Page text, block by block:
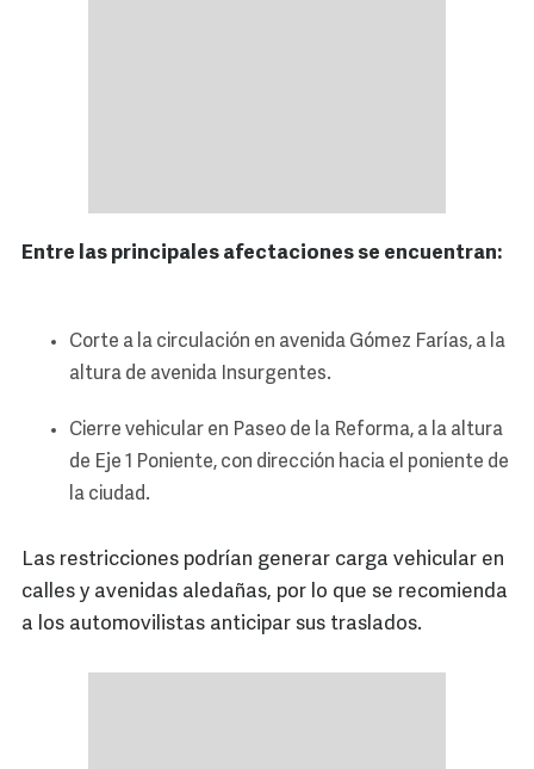
Entre las principales afectaciones se encuentran:
Corte a la circulación en avenida Gómez Farías, a la
altura de avenida Insurgentes.
Cierre vehicular en Paseo de la Reforma, a la altura
de Eje 1 Poniente, con dirección hacia el poniente de
la ciudad.
Las restricciones podrían generar carga vehicular en
calles y avenidas aledañas, por lo que se recomienda
a los automovilistas anticipar sus traslados.